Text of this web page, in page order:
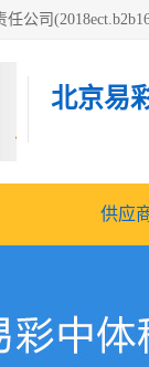
北京易
供应